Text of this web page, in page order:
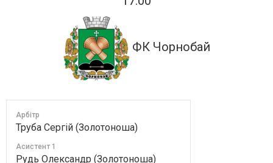
ФК Чорнобай
Арбітр
Труба Сергій (Золотоноша)
Асистент 1
Рудь Олександр (Золотоноша)